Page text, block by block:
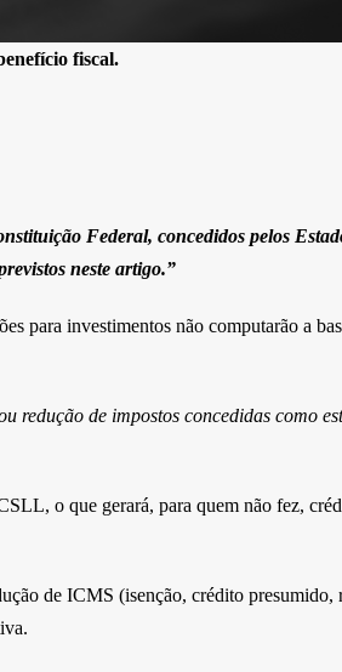
fiscal.
Federal, concedidos pelos
neste artigo.”
para investimentos não computarão a
redução de impostos concedidas como
o que gerará, para quem não fez,
de ICMS (isenção, crédito presumido,